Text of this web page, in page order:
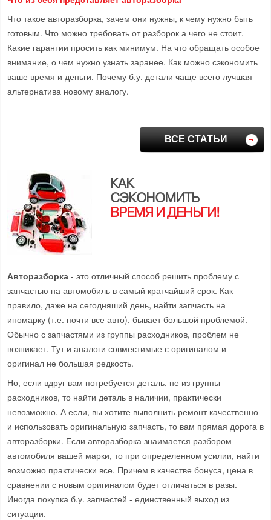
Что такое авторазборка, зачем они нужны, к чему нужно быть
готовым. Что можно требовать от разборок а чего не стоит.
Какие гарантии просить как минимум. На что обращать особое
внимание, о чем нужно узнать заранее. Как можно сэкономить
ваше время и деньги. Почему б.у. детали чаще всего лучшая
альтернатива новому аналогу.
ВСЕ СТАТЬИ
КАК
СЭКОНОМИТЬ
ВРЕМЯ И ДЕНЬГИ!
Авторазборка - это отличный способ решить проблему с
запчастью на автомобиль в самый кратчайший срок. Как
правило, даже на сегодняший день, найти запчасть на
иномарку (т.е. почти все авто), бывает большой проблемой.
Обычно с запчастями из группы расходников, проблем не
возникает. Тут и аналоги совместимые с оригиналом и
оригинал не большая редкость.
Но, если вдруг вам потребуется деталь, не из группы
расходников, то найти деталь в наличии, практически
невозможно. А если, вы хотите выполнить ремонт качественно
и использовать оригинальную запчасть, то вам прямая дорога в
авторазборки. Если авторазборка знаимается разбором
автомобиля вашей марки, то при определенном усилии, найти
возможно практически все. Причем в качестве бонуса, цена в
сравнении с новым оригиналом будет отличаться в разы.
Иногда покупка б.у. запчастей - единственный выход из
ситуации.